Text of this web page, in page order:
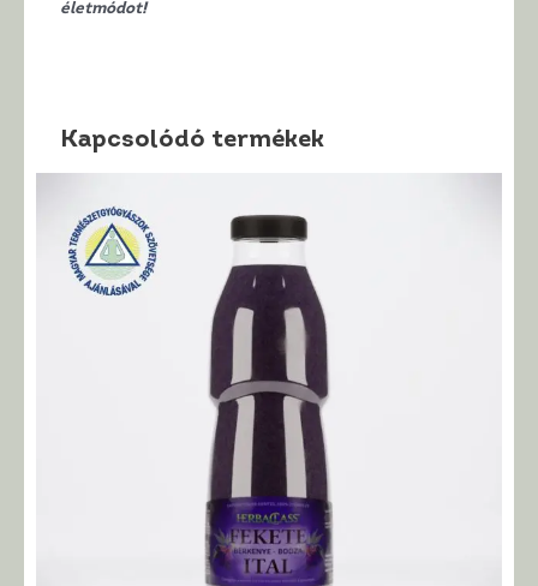
életmódot!
Kapcsolódó termékek